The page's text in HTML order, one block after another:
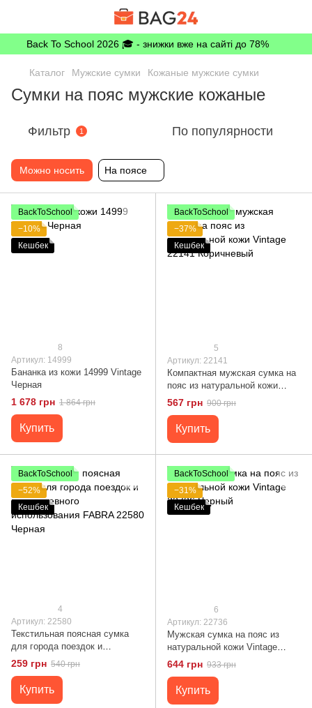
Back To School 2026 🎓 - знижки вже на сайті до 78%
Каталог Мужские сумки Кожаные мужские сумки
Сумки на пояс мужские кожаные
Фильтр 1 По популярности
Можно носить На поясе
BackToSchool
−10%
Кешбек
8
Артикул: 14999
Бананка из кожи 14999 Vintage
Черная
1 678 грн 1 864 грн
Купить
BackToSchool
−37%
Кешбек
5
Артикул: 22141
Компактная мужская сумка на
пояс из натуральной кожи
Vintage 22141 Коричневый
567 грн 900 грн
Купить
BackToSchool
−52%
Кешбек
4
Артикул: 22580
Текстильная поясная сумка
для города поездок и
повседневного использования
FABRA 22580 Черная
259 грн 540 грн
Купить
BackToSchool
−31%
Кешбек
6
Артикул: 22736
Мужская сумка на пояс из
натуральной кожи Vintage
22736 Черный
644 грн 933 грн
Купить